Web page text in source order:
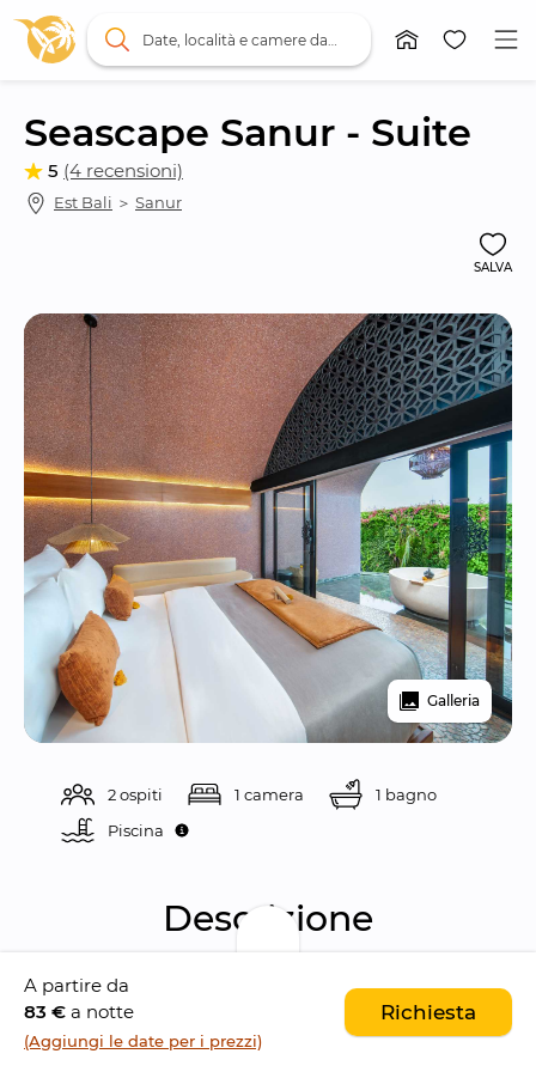
Seascape Sanur - Suite
5 (4 recensioni)
Est Bali ＞ Sanur
SALVA
Galleria
2 ospiti 1 camera
1 bagno
Piscina
Descrizione
Seascape Sanur è un esclusivo resort situato
nel cuore di
, pensato come
rifugio
romantico per coppie in luna di miele o per
A partire da
83 € a notte
(Aggiungi le date per i prezzi)
Richiesta